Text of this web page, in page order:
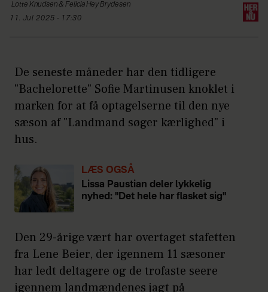
Lotte Knudsen & Felicia HeyBrydesen
11. Jul 2025 - 17:30
De seneste måneder har den tidligere
"Bachelorette" Sofie Martinusen knoklet i
marken for at få optagelserne til den nye
sæson af "Landmand søger kærlighed" i
hus.
LÆS OGSÅ
Lissa Paustian deler lykkelig
nyhed: "Det hele har flasket sig"
Den 29-årige vært har overtaget stafetten
fra Lene Beier, der igennem 11 sæsoner
har ledt deltagere og de trofaste seere
igennem landmændenes jagt på